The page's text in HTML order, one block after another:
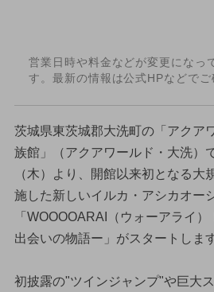
営業日時や料金などが変更になっ
す。最新の情報は公式HPなどでご
茨城県東茨城郡大洗町の「アクア
族館」（アクアワールド・大洗）
（木）より、開館以来初となる大
施した新しいイルカ・アシカオー
「WOOOOARAI（ウォーアライ）
出会いの物語ー」がスタートします
初披露の"ツインジャンプ"や巨大